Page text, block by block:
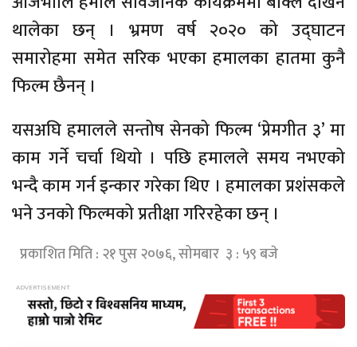
थालेका छन् । भ्रमण वर्ष २०२० को उद्घाटन
समारोहमा समेत सरिक भएका हमालका हातमा कुनै
फिल्म छैनन् ।
यसअघि हमालले सन्तोष सेनको फिल्म ‘प्रेमगीत ३’ मा
काम गर्ने चर्चा थियो । पछि हमालले समय नभएको
भन्दै काम गर्न इन्कार गरेका थिए । हमालका प्रशंसकले
भने उनको फिल्मको प्रतीक्षा गरिरहेका छन् ।
प्रकाशित मिति : २१ पुस २०७६, सोमबार ३ : ५९ बजे